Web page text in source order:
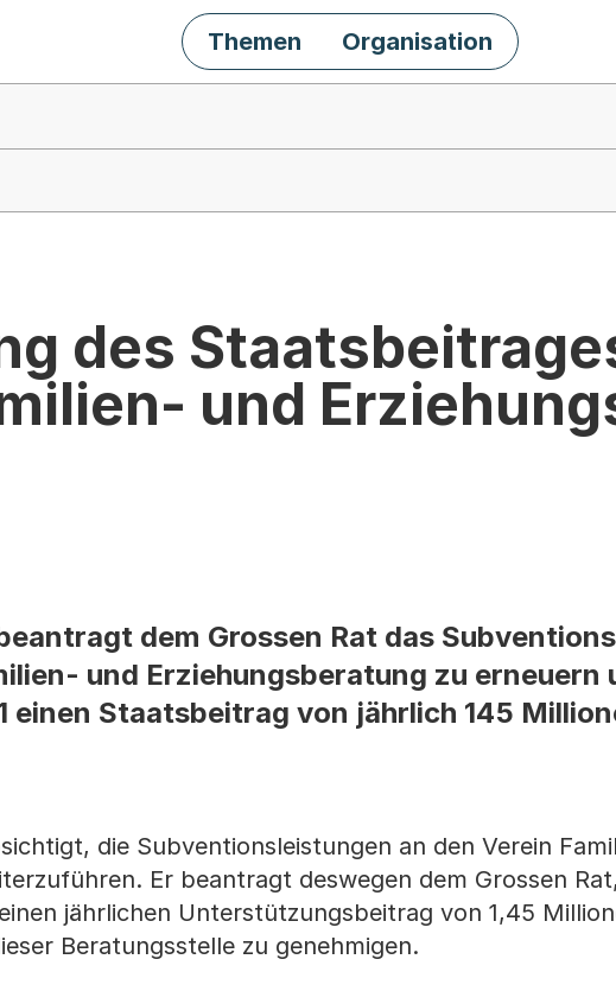
Themen Organisation
des
und
dem Grossen Rat das
und Erziehungsberatung zu erneuern
einen Staatsbeitrag von jährlich 145
die Subventionsleistungen an den Verein
Er beantragt deswegen dem Grossen
jährlichen Unterstützungsbeitrag von 1,45
Beratungsstelle zu genehmigen.